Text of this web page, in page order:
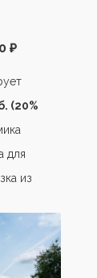
(20%
для
из
₽